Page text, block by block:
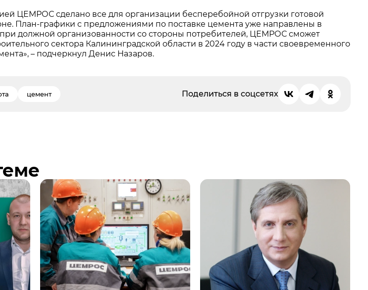
ЦЕМРОС сделано все для организации бесперебойной отгрузки готовой
План-графики с предложениями по поставке цемента уже направлены в
должной организованности со стороны потребителей, ЦЕМРОС сможет
сектора Калининградской области в 2024 году в части своевременного
– подчеркнул Денис Назаров.
цемент Поделиться в соцсетях